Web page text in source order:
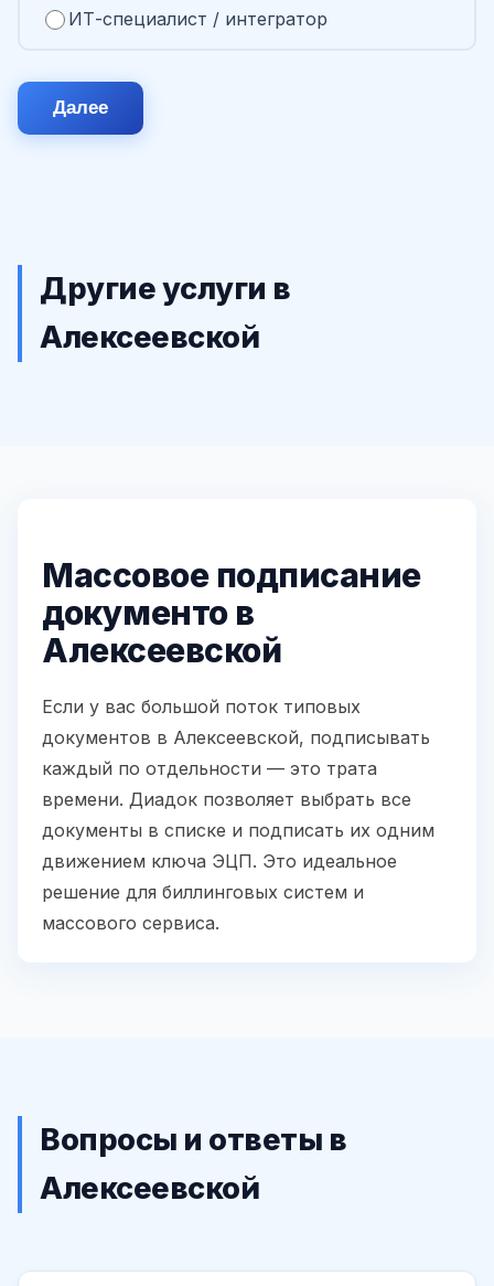
ИТ-специалист / интегратор
Далее
Другие услуги в
Алексеевской
Массовое подписание
документо в
Алексеевской
Если у вас большой поток типовых
документов в Алексеевской, подписывать
каждый по отдельности — это трата
времени. Диадок позволяет выбрать все
документы в списке и подписать их одним
движением ключа ЭЦП. Это идеальное
решение для биллинговых систем и
массового сервиса.
Вопросы и ответы в
Алексеевской